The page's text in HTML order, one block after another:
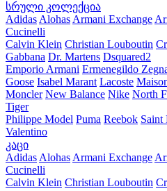
სრული კოლექცია
Adidas Alohas Armani Exchange
Cucinelli
Calvin Klein Christian Louboutin
Gabbana Dr. Martens Dsquared2
Emporio Armani Ermenegildo
Goose Isabel Marant Lacoste
Moncler New Balance Nike North
Tiger
Philippe Model Puma Reebok Saint
Valentino
კაცი
Adidas Alohas Armani Exchange
Cucinelli
Calvin Klein Christian Louboutin